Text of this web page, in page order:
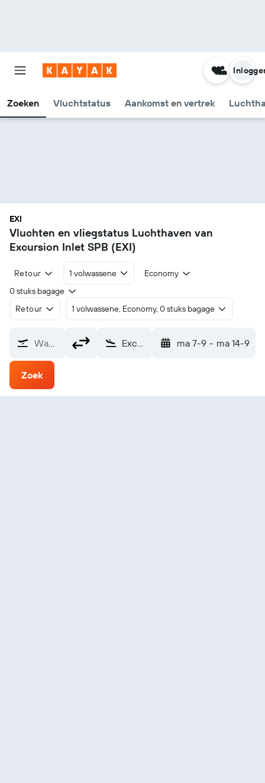
Zoeken Vluchtstatus Aankomst en vertrek
EXI
Vluchten en vliegstatus Luchthaven van
Excursion Inlet SPB (EXI)
Retour 1 volwassene
Economy
0 stuks bagage
Retour
1 volwassene, Economy, 0 stuks bagage
Waarvandaan? Excursion Inlet SPB (EXI) ma 7-9 - ma 14-9
Zoek